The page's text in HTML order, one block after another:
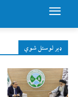
ډېر لوستل شوي